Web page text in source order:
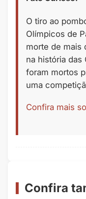
O tiro ao
Olímpicos de
morte de mais
na história das
foram mortos
uma
Confira mais
Confira